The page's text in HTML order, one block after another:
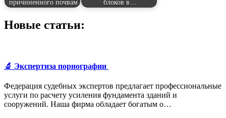
причиненного почвам
блоков в…
Новые статьи:
🔬 Экспертиза порнографии
Федерация судебных экспертов предлагает профессиональные
услуги по расчету усиления фундамента зданий и
сооружений. Наша фирма обладает богатым о…